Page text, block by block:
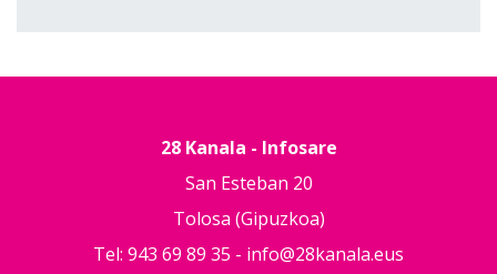
28 Kanala - Infosare
San Esteban 20
Tolosa (Gipuzkoa)
Tel: 943 69 89 35 - info@28kanala.eus